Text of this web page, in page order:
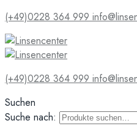
(+49)0228 364 999
(+49)0228 364 999
Suchen
Suche nach: